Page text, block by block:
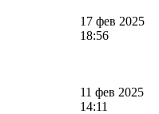
17 фев 2025
18:56
11 фев 2025
14:11